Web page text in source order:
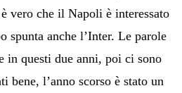
vero che il Napoli è interessato
anche l’Inter. Le parole
in questi due anni, poi ci sono
bene, l’anno scorso è stato un